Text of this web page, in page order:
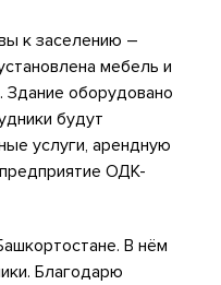
к заселению –
мебель и
Здание оборудовано
будут
услуги, арендную
ОДК-
В нём
Благодарю